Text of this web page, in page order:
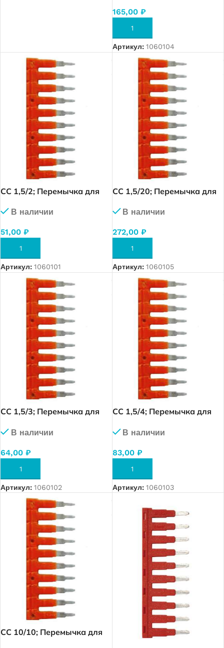
165,00 ₽
В КОРЗИНУ
Артикул: 1060104
CC 1,5/2; Перемычка для
В наличии
51,00 ₽
В КОРЗИНУ
Артикул: 1060101
CC 1,5/20; Перемычка для
В наличии
272,00 ₽
В КОРЗИНУ
Артикул: 1060105
CC 1,5/3; Перемычка для
В наличии
64,00 ₽
В КОРЗИНУ
Артикул: 1060102
CC 1,5/4; Перемычка для
В наличии
83,00 ₽
В КОРЗИНУ
Артикул: 1060103
CC 10/10; Перемычка для